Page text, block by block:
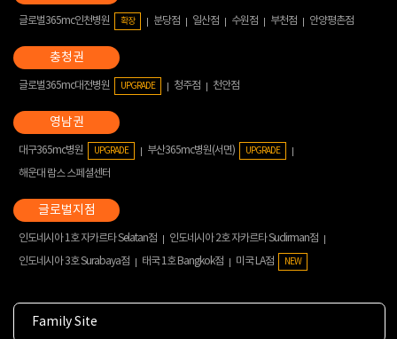
글로벌365mc인천병원 확장 분당점 일산점 수원점 부천점 안양평촌점
글로벌365mc대전병원 UPGRADE 청주점 천안점
대구365mc병원 UPGRADE 부산365mc병원(서면) UPGRADE
해운대 람스 스페셜센터
인도네시아 1호 자카르타 Selatan점
인도네시아 2호 자카르타 Sudirman점
인도네시아 3호 Surabaya점
태국 1호 Bangkok점 미국 LA점 NEW
Family Site